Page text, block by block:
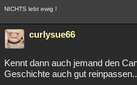
Philosophie
Astronomie Helpdesk
Musik Clash
Übersichten
NICHTS lebt ewig !
curlysue66
Kennt dann auch jemand den
Geschichte auch gut